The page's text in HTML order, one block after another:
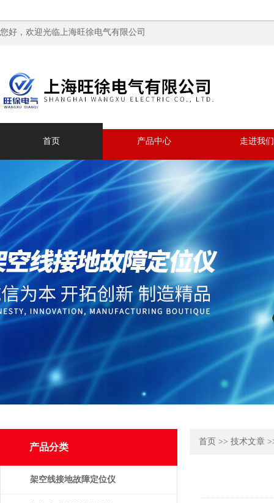
您好，欢迎光临上海旺徐电气有限公司
首页 产品中心 走进我们
产品分类
架空线接地故障定位仪
首页 >> 技术文章